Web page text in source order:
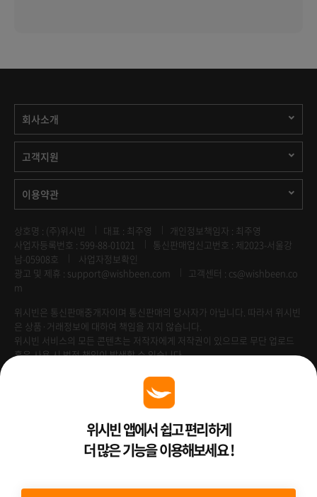
회사소개
고객지원
이용약관
상호명 : (주)위시빈 대표 : 최주영
개인정보책임자 : 최주영
사업자등록번호 : 599-88-01021
통신판매업신고번호 : 제2023-서울강
남-05908호
사업자정보확인
광고 및 제휴 : support@wishbeen.com
고객센터 : cs@wishbeen.co
m
위시빈은 통신판매중개자이며 통신판매의 당사자가 아닙니다. 따라서 위시빈
은 상품·거래정보에 대하여 책임을 지지 않습니다.
위시빈 서비스의 모든 콘텐츠는 저작자에게 저작권이 있으므로 무단 업로드
혹은 사용 시 법적 책임이 발생할 수 있습니다.
Venture Enterprise위시빈 앱에서 쉽고 편리하게
더 많은 기능을 이용해보세요 !